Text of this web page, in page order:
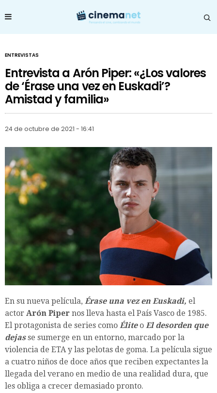
ENTREVISTAS
Entrevista a Arón Piper: «¿Los valores
de ‘Érase una vez en Euskadi’?
Amistad y familia»
24 de octubre de 2021 - 16:41
En su nueva película, Érase una vez en Euskadi, el
actor Arón Piper nos lleva hasta el País Vasco de 1985.
El protagonista de series como Élite o El desorden que
dejasse sumerge en un entorno, marcado por la
violencia de ETA y las pelotas de goma. La película sigue
a cuatro niños de doce años que reciben expectantes la
llegada del verano en medio de una realidad dura, que
les obliga a crecer demasiado pronto.